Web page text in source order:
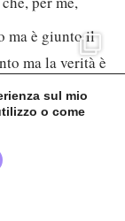
sul mio
o come